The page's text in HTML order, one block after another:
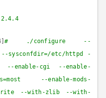
# ./configure --
sysconfdir=/etc/httpd -
--enable-cgi --enable-
--enable-mods-
--with-zlib --with-